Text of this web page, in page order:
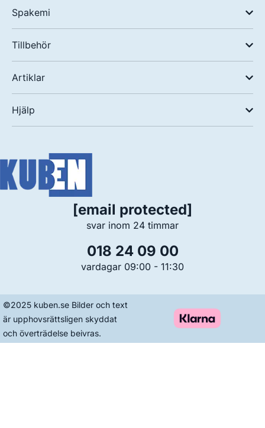
Spakemi
Tillbehör
Artiklar
Hjälp
018 24 09 00
vardagar 09:00 - 11:30
[email protected]
svar inom 24 timmar
©2025 kuben.se Bilder och text
är upphovsrättsligen skyddat
och överträdelse beivras.